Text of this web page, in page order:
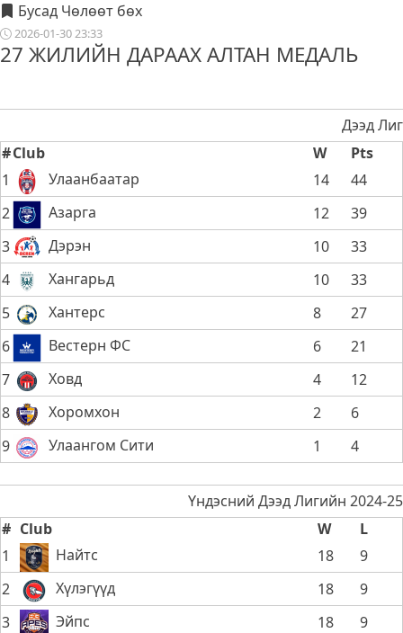
Бусад Чөлөөт бөх
2026-01-30 23:33
27 ЖИЛИЙН ДАРААХ АЛТАН МЕДАЛЬ
Дээд Лиг
#Club W
Pts
1
Улаанбаатар 14
44
2
Азарга 12
39
3
Дэрэн 10
33
4
Хангарьд 10
33
5
Хантерс 8
27
6
Вестерн ФС 6
21
7
Ховд 4
12
8
Хоромхон 2
6
9
Улаангом Сити 1 4
Үндэсний Дээд Лигийн 2024-25
# Club W
L
1
Найтс 18
9
2
Хүлэгүүд 18
9
3
Эйпс 18
9